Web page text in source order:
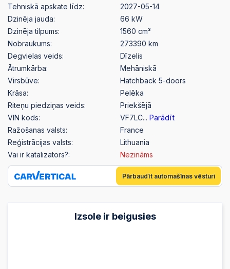
Tehniskā apskate līdz:
2027-05-14
Dzinēja jauda:
66 kW
Dzinēja tilpums:
1560 cm³
Nobraukums:
273390 km
Degvielas veids:
Dīzelis
Ātrumkārba:
Mehāniskā
Virsbūve:
Hatchback 5-doors
Krāsa:
Pelēka
Riteņu piedziņas veids:
Priekšējā
VIN kods:
VF7LC... Parādīt
Ražošanas valsts:
France
Reģistrācijas valsts:
Lithuania
Vai ir katalizators?:
Nezināms
Pārbaudīt automašīnas vēsturi
Izsole ir beigusies